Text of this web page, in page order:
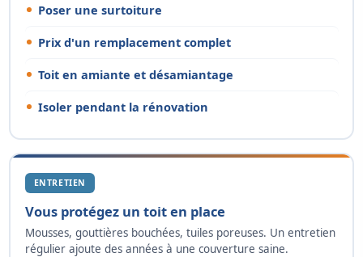
Poser une surtoiture
Prix d'un remplacement complet
Toit en amiante et désamiantage
Isoler pendant la rénovation
ENTRETIEN
Vous protégez un toit en place
Mousses, gouttières bouchées, tuiles poreuses. Un entretien
régulier ajoute des années à une couverture saine.